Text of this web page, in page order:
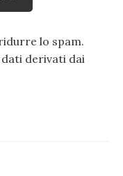
lo spam.
derivati dai